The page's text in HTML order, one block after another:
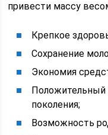
привести массу
Крепкое
Сохранение
Экономия
Положительный
поколения;
Возможность